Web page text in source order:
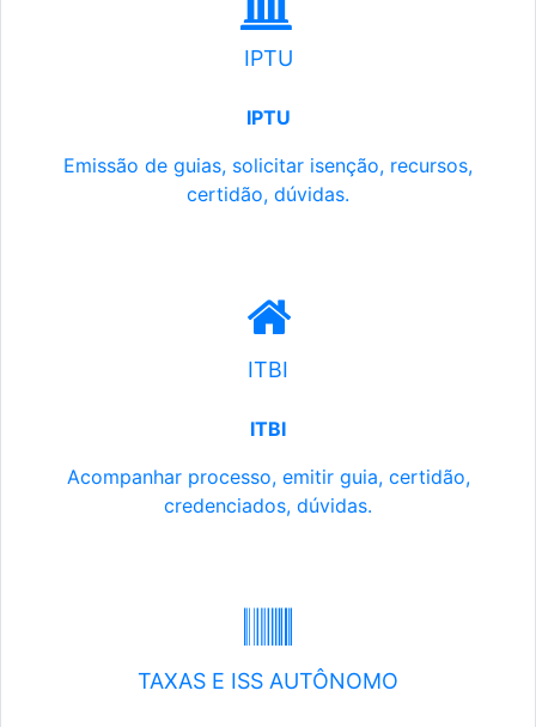
IPTU
IPTU
Emissão de guias, solicitar isenção, recursos,
certidão, dúvidas.
ITBI
ITBI
Acompanhar processo, emitir guia, certidão,
credenciados, dúvidas.
TAXAS E ISS AUTÔNOMO